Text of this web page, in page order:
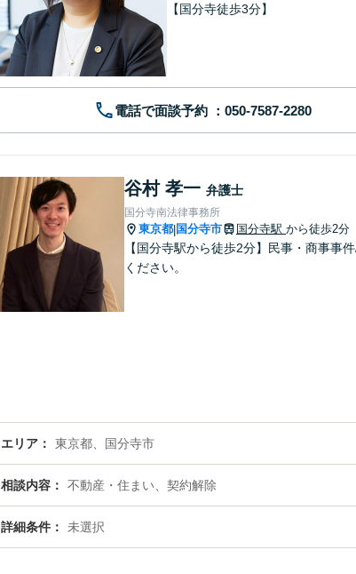
【国分寺徒歩3分】
電話で面談予約
谷村 孝一 弁護士
国分寺南法律事務所
東京都|国分寺市 国分寺駅 から徒歩2分
【国分寺駅から徒歩2分】民事・商事事
ください。
エリア 東京都、国分寺市
相談内容 不動産・住まい、契約解除
詳細条件 未選択